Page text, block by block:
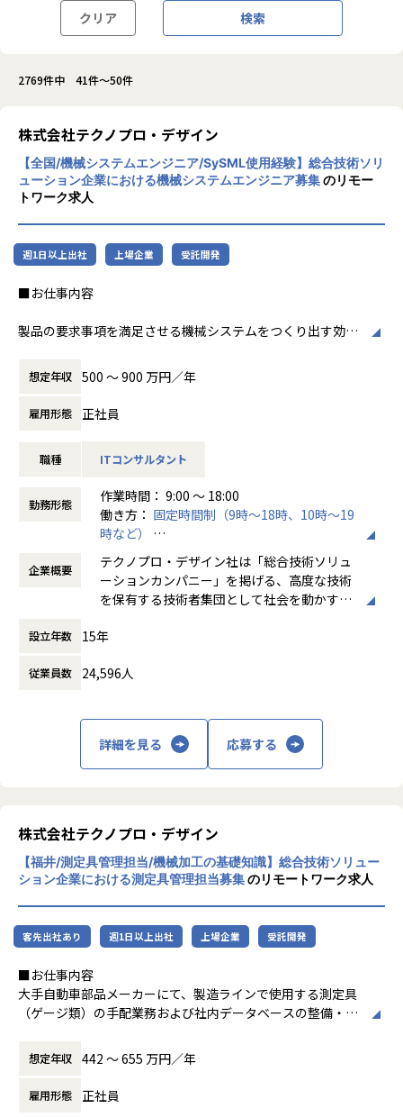
クリア 検索
2769件中 41件～50件
株式会社テクノプロ・デザイン
【全国/機械システムエンジニア/SySML使用経験】総合技術ソリ
ューション企業における機械システムエンジニア募集のリモー
トワーク求人
週1日以上出社 上場企業 受託開発
■お仕事内容
製品の要求事項を満足させる機械システムをつくり出す効率
モデルベースシステムズエンジニアリング（MBSE）やバー
チャルエンジニアリングを活用します。
【想定業務】
②デジタルツイン領域ソリューション開発（バーチャルエン
③テスト自動化支援（DevOps/CICD/AI）
④PLM/ALMなどを含めたワークフロービジネス支援（MBSE
【お任せする工程やポジション】
当社ではコンサルティング～構想～PoCといったプリセール
実装、運用までのすべての工程に対応しております。
ただく工程、
【業務の変更の範囲】
会社の定める業務
想定年収 500 〜 900 万円／年
雇用形態 正社員
職種 ITコンサルタント
勤務形態
作業時間： 9:00 ～ 18:00
働き方： 固定時間制（9時～18時、10時～19
時など）
時間外労働の有無： 有（月平均20時間）
休憩時間： 60分
企業概要
テクノプロ・デザイン社は「総合技術ソリュ
ーションカンパニー」を掲げる、高度な技術
を保有する技術者集団として社会を動かすこ
に渡ります。いわゆる技術者派遣と呼ばれ
働く場所に関わらない事業支援や最新技術を
用いた研究開発などを行っています。
程プロジェクトの増加といった世の中で技術
者集団として価値提供を行うために、エンジ
ニアが生涯活躍できる環境を考え事業運営を
行っています。
設立年数 15年
従業員数 24,596人
詳細を見る 応募する
株式会社テクノプロ・デザイン
【福井/測定具管理担当/機械加工の基礎知識】総合技術ソリュー
ション企業における測定具管理担当募集のリモートワーク求人
客先出社あり 週1日以上出社 上場企業 受託開発
■お仕事内容
大手自動車部品メーカーにて、製造ラインで使用する測定具
（ゲージ類）の手配業務および社内データベースの整備・管
【業務内容】
工程設計部門などの依頼者と仕様を調整し、測定具メーカー
との折衝を経て測定具を手配する一連の業務を担当します。
想定年収 442 〜 655 万円／年
雇用形態 正社員